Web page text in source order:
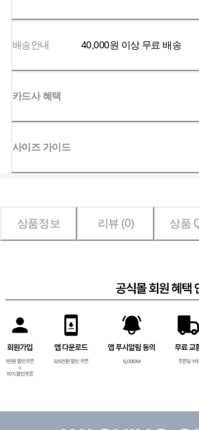
배송안내 40,000원 이상 무료 배송
카드사 혜택
사이즈 가이드
상품정보 리뷰 (0) 상품